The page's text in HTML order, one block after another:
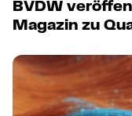
BVDW
Magazin zu